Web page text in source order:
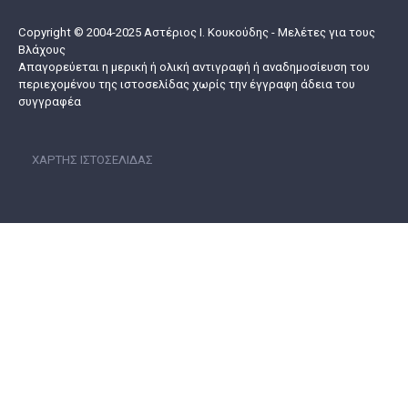
Copyright © 2004-2025 Αστέριος I. Κουκούδης - Μελέτες για τους
Βλάχους
Απαγορεύεται η μερική ή ολική αντιγραφή ή αναδημοσίευση του
περιεχομένου της ιστοσελίδας χωρίς την έγγραφη άδεια του
συγγραφέα
ΧΆΡΤΗΣ ΙΣΤΟΣΕΛΊΔΑΣ